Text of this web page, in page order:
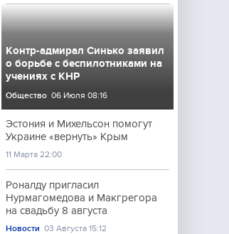
Контр-адмирал Синько заявил
о борьбе с беспилотниками на
учениях с КНР
Общество 06 Июля 08:16
Эстония и Михельсон помогут
Украине «вернуть» Крым
11 Марта 22:00
Роналду пригласил
Нурмагомедова и Макгрегора
на свадьбу 8 августа
Новости 03 Августа 15:12